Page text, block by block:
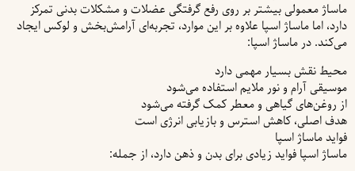
ماساژ معمولی بیشتر بر روی رفع گرفتگی عضلات و مشکلات بدنی تمرکز
دارد، اما ماساژ اسپا علاوه بر این موارد، تجربه‌ای آرامش‌بخش و لوکس ایجاد
می‌کند. در ماساژ اسپا:
محیط نقش بسیار مهمی دارد
موسیقی آرام و نور ملایم استفاده می‌شود
از روغن‌های گیاهی و معطر کمک گرفته می‌شود
هدف اصلی، کاهش استرس و بازیابی انرژی است
فواید ماساژ اسپا
ماساژ اسپا فواید زیادی برای بدن و ذهن دارد، از جمله: